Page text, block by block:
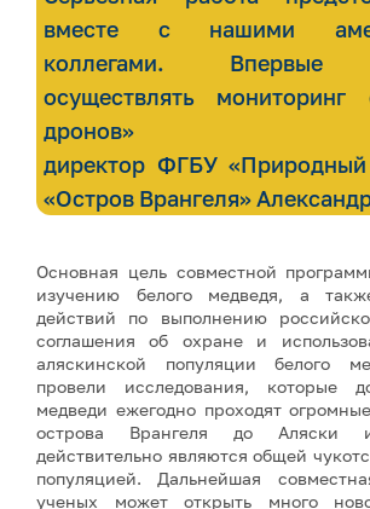
вместе с нашими
коллегами. Впервые
осуществлять
дронов»
директор ФГБУ «Природный
«Остров Врангеля»
Основная цель совместной
изучению белого медведя, а
действий по выполнению
соглашения об охране и
аляскинской популяции белого
провели исследования, которые
медведи ежегодно проходят
острова Врангеля до
действительно являются общей
популяцией. Дальнейшая
ученых может открыть много